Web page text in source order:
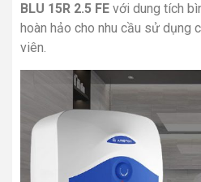
BLU 15R 2.5 FE với dung tích
hoàn hảo cho nhu cầu sử dụng
viên.